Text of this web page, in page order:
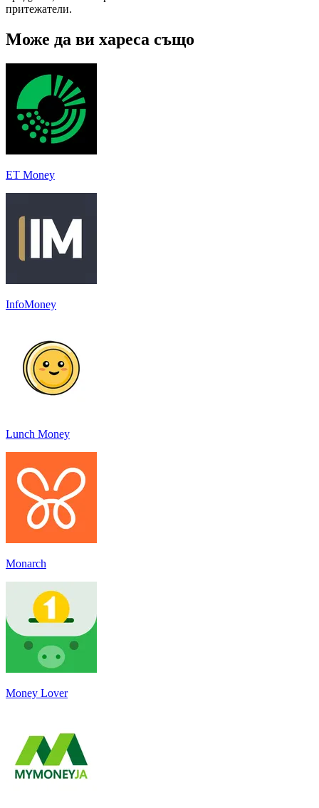
притежатели.
Може да ви хареса също
ET Money
InfoMoney
Lunch Money
Monarch
Money Lover